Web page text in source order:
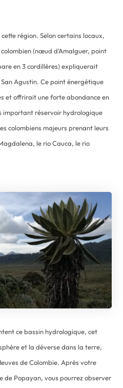
région. Selon certains locaux,
(nœud d’Amalguer, point
en 3 cordillères) expliquerait
Agustin. Ce point énergétique
et offrirait une forte abondance en
important réservoir hydrologique
colombiens majeurs prenant leurs
le rio Cauca, le rio
ce bassin hydrologique, cet
et la déverse dans la terre,
de Colombie. Après votre
de Popayan, vous pourrez observer